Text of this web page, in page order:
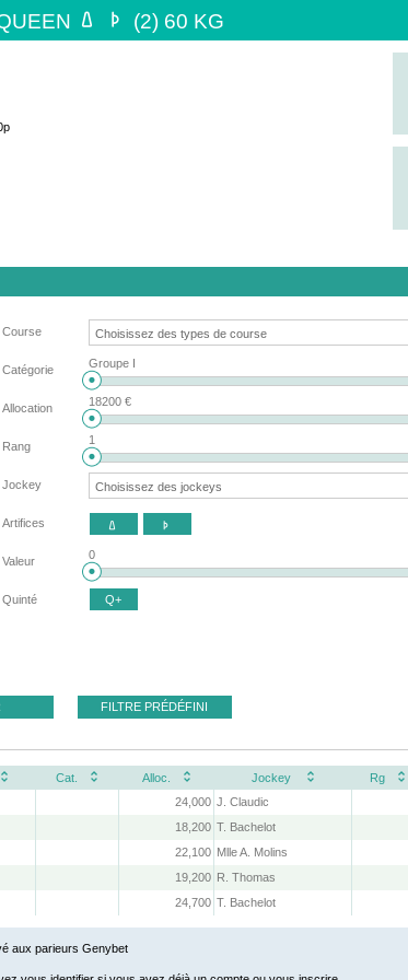
  (2) 60 KG
Course
Catégorie Groupe I
Allocation 18200 €
Rang 1
Jockey
Artifices  
Valeur 0
Quinté Q+
FILTRE PRÉDÉFINI
Cat. Alloc. Jockey Rg
24,000 J. Claudic
18,200 T. Bachelot
22,100 Mlle A. Molins
19,200 R. Thomas
24,700 T. Bachelot
aux parieurs Genybet